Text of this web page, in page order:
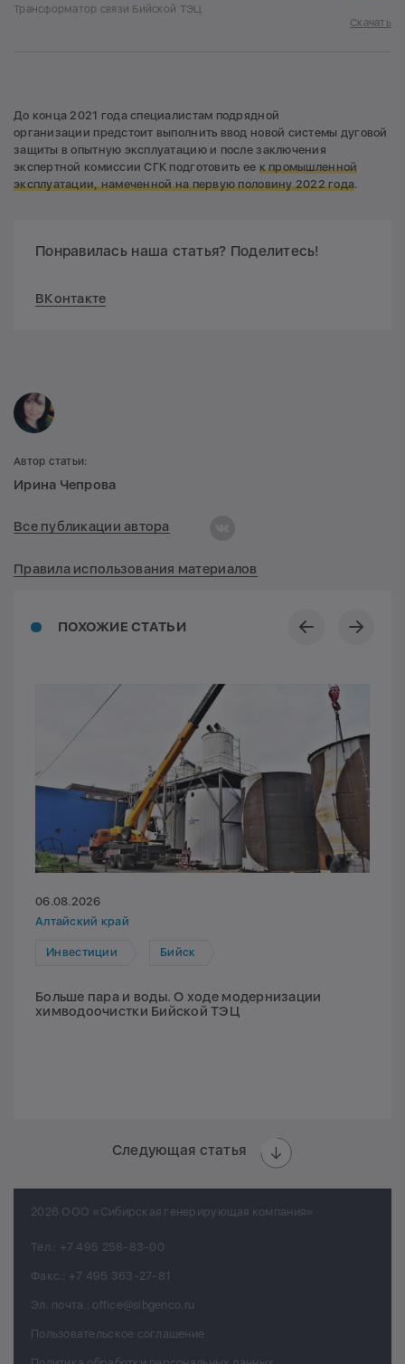
Трансформатор связи Бийской ТЭЦ
Скачать
До конца 2021 года специалистам подрядной
организации предстоит выполнить ввод новой системы дуговой
защиты в опытную эксплуатацию и после заключения
экспертной комиссии СГК подготовить ее к промышленной
эксплуатации, намеченной на первую половину 2022 года.
Понравилась наша статья? Поделитесь!
ВКонтакте
ПОХОЖИЕ СТАТЬИ
06.08.2026
Алтайский край
Инвестиции Бийск
Больше пара и воды. О ходе модернизации
химводоочистки Бийской ТЭЦ
Следующая статья
Автор статьи:
Ирина Чепрова
Все публикации автора
Правила использования материалов
2026 ООО «Сибирская генерирующая компания»
Тел.: +7 495 258-83-00
Факс.: +7 495 363-27-81
Эл. почта.: office@sibgenco.ru
Пользовательское соглашение